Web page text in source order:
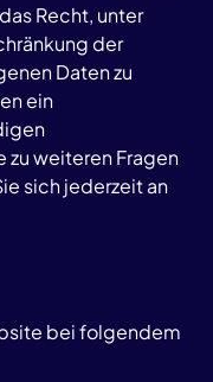
Recht, unter
der
Daten zu
ein
zu weiteren Fragen
sich jederzeit an
bei folgendem